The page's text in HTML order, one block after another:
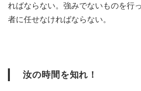
ればならない。強みでないものを行
者に任せなければならない。
汝の時間を知れ！